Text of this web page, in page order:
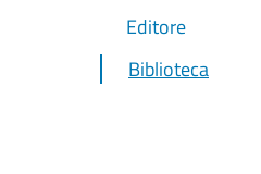
Editore
Biblioteca